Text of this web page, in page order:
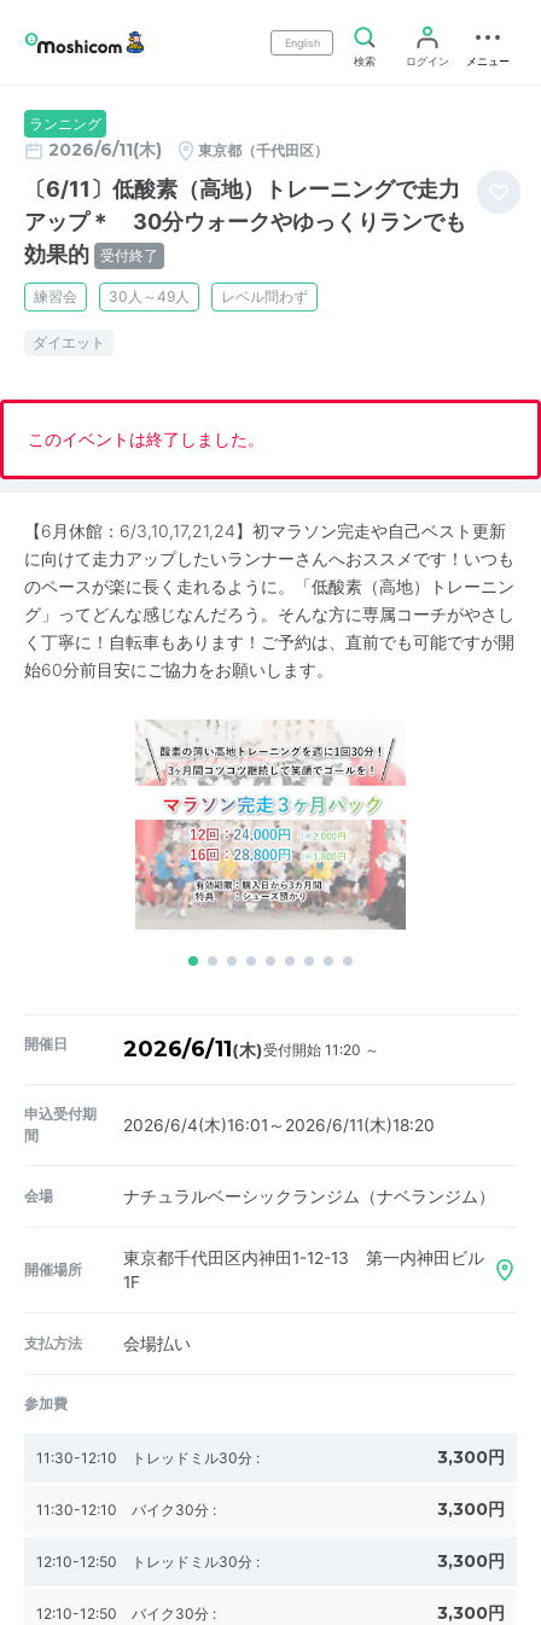
English
検索
ログイン メニュー
ランニング
2026/6/11(木) 東京都（千代田区）
〔6/11〕低酸素（高地）トレーニングで走力
アップ＊ 30分ウォークやゆっくりランでも
効果的 受付終了
練習会 30人～49人 レベル問わず
ダイエット
このイベントは終了しました。
【6月休館：6/3,10,17,21,24】初マラソン完走や自己ベスト更新
に向けて走力アップしたいランナーさんへおススメです！いつも
のペースが楽に長く走れるように。「低酸素（高地）トレーニン
グ」ってどんな感じなんだろう。そんな方に専属コーチがやさし
く丁寧に！自転車もあります！ご予約は、直前でも可能ですが開
始60分前目安にご協力をお願いします。
開催日 2026/6/11(木)受付開始 11:20 ～
申込受付期
間
2026/6/4(木)16:01～2026/6/11(木)18:20
会場 ナチュラルベーシックランジム（ナベランジム）
開催場所
東京都千代田区内神田1-12-13 第一内神田ビル
1F
支払方法 会場払い
参加費
11:30-12:10 トレッドミル30分 : 3,300円
11:30-12:10 バイク30分 : 3,300円
12:10-12:50 トレッドミル30分 : 3,300円
12:10-12:50 バイク30分 : 3,300円